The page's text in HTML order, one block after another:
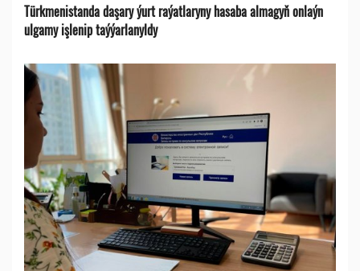
Türkmenistanda daşary ýurt raýatlaryny hasaba almagyň onlaýn
ulgamy işlenip taýýarlanyldy